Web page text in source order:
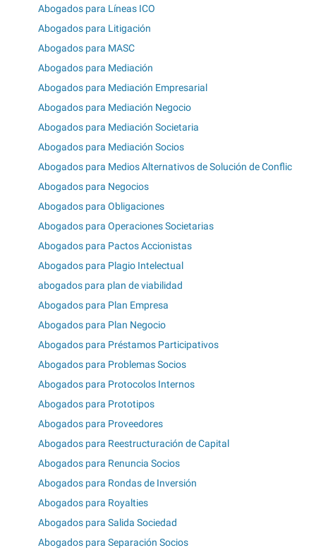
Abogados para Líneas ICO
Abogados para Litigación
Abogados para MASC
Abogados para Mediación
Abogados para Mediación Empresarial
Abogados para Mediación Negocio
Abogados para Mediación Societaria
Abogados para Mediación Socios
Abogados para Medios Alternativos de Solución de Conflic
Abogados para Negocios
Abogados para Obligaciones
Abogados para Operaciones Societarias
Abogados para Pactos Accionistas
Abogados para Plagio Intelectual
abogados para plan de viabilidad
Abogados para Plan Empresa
Abogados para Plan Negocio
Abogados para Préstamos Participativos
Abogados para Problemas Socios
Abogados para Protocolos Internos
Abogados para Prototipos
Abogados para Proveedores
Abogados para Reestructuración de Capital
Abogados para Renuncia Socios
Abogados para Rondas de Inversión
Abogados para Royalties
Abogados para Salida Sociedad
Abogados para Separación Socios